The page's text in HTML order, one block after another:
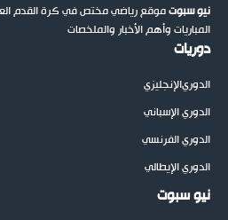
نيو سبوتموقع رياضي مختص في كرة القدم
المباريات وأهم الأخبار والملخصات
دوريات
الدوريالإنجليزي
الدوري الإسباني
الدوري الفرنسي
الدوري الإيطالي
نيو سبوت